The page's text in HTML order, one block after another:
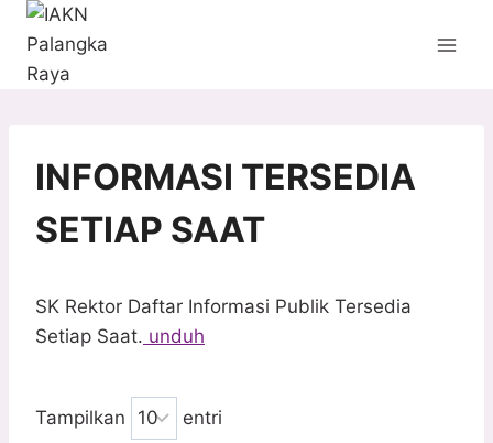
Skip
content
INFORMASI TERSEDIA
SETIAP SAAT
SK Rektor Daftar Informasi Publik Tersedia
Setiap Saat. unduh
Tampilkan entri